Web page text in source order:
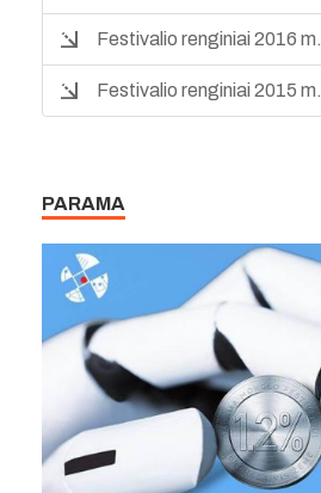
Festivalio renginiai 2016 m.
Festivalio renginiai 2015 m.
PARAMA